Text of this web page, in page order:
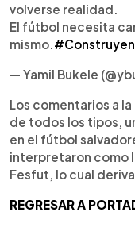
volverse realidad.
El fútbol necesita
mismo.
— Yamil Bukele
Los comentarios a
de todos los tipos,
en el fútbol
interpretaron como
Fesfut, lo cual
REGRESAR A